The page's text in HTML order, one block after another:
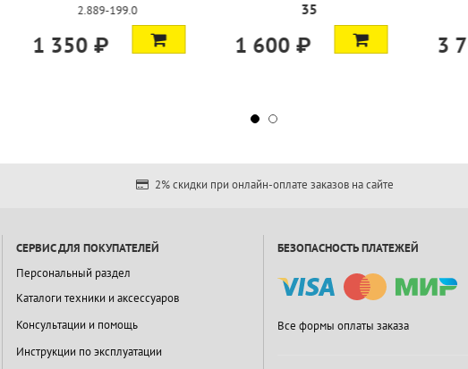
4.440-085.3
4 500 ₽ 1 350 ₽ 1 600 ₽
2% скидки при онлайн-оплате заказов на сайте
СЕРВИС ДЛЯ ПОКУПАТЕЛЕЙ
Персональный раздел
Каталоги техники и аксессуаров
Консультации и помощь
Инструкции по эксплуатации
БЕЗОПАСНОСТЬ ПЛАТЕЖЕЙ
Все формы оплаты заказа